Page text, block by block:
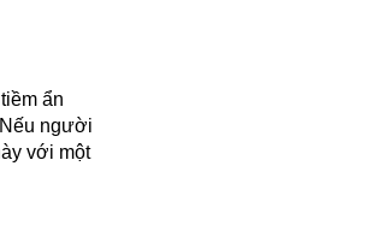
ẩn
người
với một